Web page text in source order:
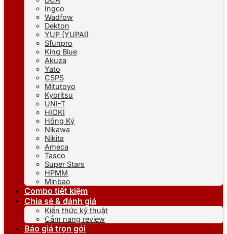
Ingco
Wadfow
Dekton
YUP (YUPAI)
Sfunpro
King Blue
Akuza
Yato
CSPS
Mitutoyo
Kyoritsu
UNI-T
HIOKI
Hồng Ký
Nikawa
Nikita
Ameca
Tasco
Super Stars
HPMM
Minbao
Combo tiết kiệm
Chia sẻ & đánh giá
Kiến thức kỹ thuật
Cẩm nang review
Báo giá trọn gói